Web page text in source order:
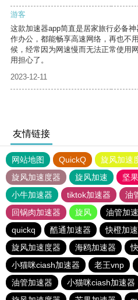
游客
这款加速器app简直是居家旅行必备
作办公，都能畅享高速网络，再也不
候，经常因为网速慢而无法正常使用
用担心了。
2023-12-11
友情链接
网站地图 QuickQ 旋风加速
旋风加速度器
旋风加速 坚
小牛加速器
tiktok加速器 油
回锅肉加速器
旋风 油管加
quickq
酷通加速器 快橙加
旋风加速度器
海鸥加速器
小猫咪ciash加速器
老王vnp
油管加速器
小猫咪ciash加速器